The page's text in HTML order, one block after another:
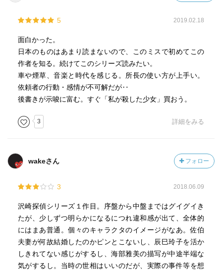
5 2019.02.18
面白かった。
日本のものはあまり読まないので、このミスで初めてこの
作者を知る。続けてこのシリーズ読みたい。
車や煙草、音楽と時代を感じる。所長の使い方が上手い。
依頼者の行動・感情が不可解だが‥
後書きが示唆に富む。すぐ「私が殺した少女」買おう。
3 詳細をみる
wakeさん フォロー
3 2018.06.09
沢崎探偵シリーズ１作目。序盤から中盤まではグイグイき
たが、少しずつ明らかになるにつれ違和感が出て、全体的
にはまあ普通。個々のキャラクタのイメージがなあ。佐伯
夫妻が何故結婚したのかピンとこないし、辰巳玲子を活か
しきれてない感じがするし、海部雅美の描写が中途半端な
気がするし。当時の世相はいいのだが、実際の事件等を想